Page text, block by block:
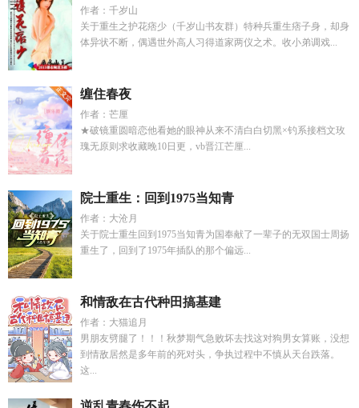
作者：千岁山
关于重生之护花痞少（千岁山书友群）特种兵重生痞子身，却身
体异状不断，偶遇世外高人习得道家两仪之术。收小弟调戏...
缠住春夜
作者：芒厘
★破镜重圆暗恋他看她的眼神从来不清白白切黑×钓系接档文玫
瑰无原则求收藏晚10日更，vb晋江芒厘...
院士重生：回到1975当知青
作者：大沧月
关于院士重生回到1975当知青为国奉献了一辈子的无双国士周扬
重生了，回到了1975年插队的那个偏远...
和情敌在古代种田搞基建
作者：大猫追月
男朋友劈腿了！！！秋梦期气急败坏去找这对狗男女算账，没想
到情敌居然是多年前的死对头，争执过程中不慎从天台跌落。
这...